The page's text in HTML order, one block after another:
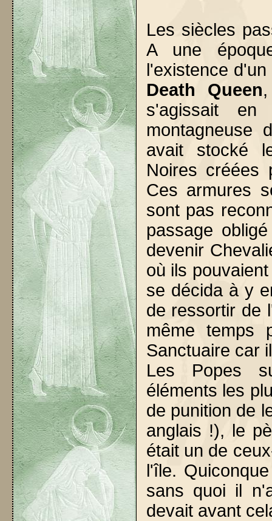
Les siècles
A une
l'existence
Death Queen
s'agissait
montagneuse
avait stocké
Noires créées
Ces armures
sont pas
passage
devenir
où ils
se décida à y
de ressortir de
même temps
Sanctuaire car
Les Popes
éléments les
de punition de
anglais !), le
était un de
l'île.
sans quoi il
devait avant